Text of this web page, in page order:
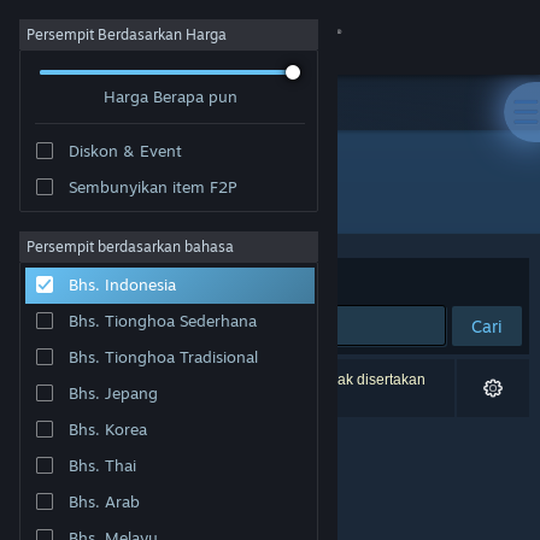
Login
Tentang
Bantuan
Ubah bahasa
Dapatkan Aplikasi Seluler Steam
Lihat situs web desktop
Persempit Berdasarkan Harga
Harga Berapa pun
Diskon & Event
Sembunyikan item F2P
Persempit berdasarkan bahasa
Bhs. Indonesia
Bhs. Tionghoa Sederhana
Bhs. Tionghoa Tradisional
Bhs. Jepang
Bhs. Korea
Bhs. Thai
Bhs. Arab
Pengembang: Miksapix Interactive
Berdasarkan Relevansi
Cari
0 hasil cocok dengan pencarianmu. 2 produk tidak disertakan
berdasarkan preferensimu.